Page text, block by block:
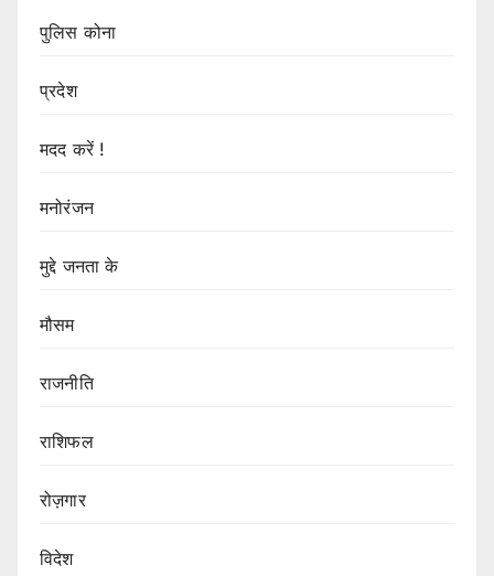
पुलिस कोना
प्रदेश
मदद करें !
मनोरंजन
मुद्दे जनता के
मौसम
राजनीति
राशिफल
रोज़गार
विदेश